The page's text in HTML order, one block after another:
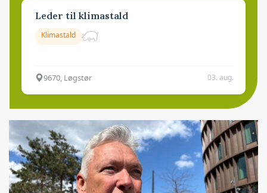
Leder til klimastald
Klimastald
9670, Løgstør 03. aug.